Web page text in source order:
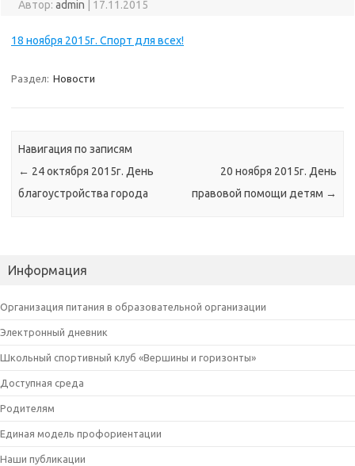
Автор: admin 17.11.2015
18 ноября 2015г. Спорт для всех!
Раздел: Новости
Навигация по записям
← 24 октября 2015г. День
благоустройства города
20 ноября 2015г. День
правовой помощи детям →
Информация
Организация питания в образовательной организации
Электронный дневник
Школьный спортивный клуб «Вершины и горизонты»
Доступная среда
Родителям
Единая модель профориентации
Наши публикации